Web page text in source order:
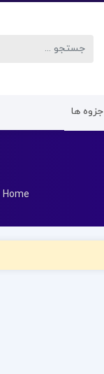
جزوه ها
Home